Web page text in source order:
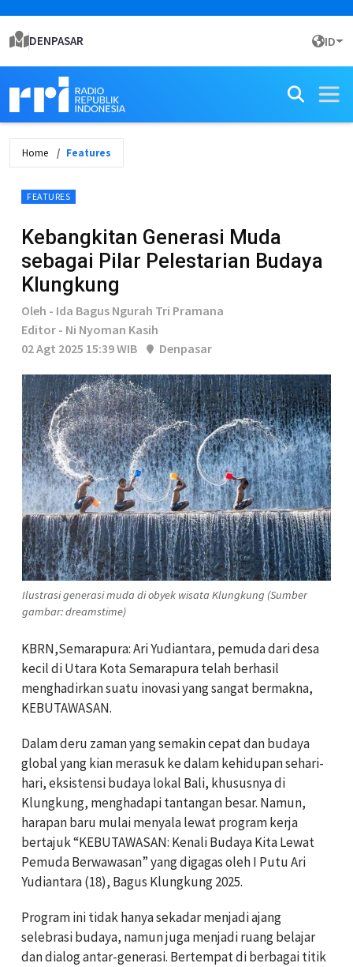
DENPASAR ID
Home Features
FEATURES
Kebangkitan Generasi Muda
sebagai Pilar Pelestarian Budaya
Klungkung
Oleh - Ida Bagus Ngurah Tri Pramana
Editor - Ni Nyoman Kasih
02 Agt 2025 15:39 WIB
Denpasar
Ilustrasi generasi muda di obyek wisata Klungkung (Sumber
gambar: dreamstime)
KBRN,Semarapura: Ari Yudiantara, pemuda dari desa
kecil di Utara Kota Semarapura telah berhasil
menghadirkan suatu inovasi yang sangat bermakna,
KEBUTAWASAN.
Dalam deru zaman yang semakin cepat dan budaya
global yang kian merasuk ke dalam kehidupan sehari-
hari, eksistensi budaya lokal Bali, khususnya di
Klungkung, menghadapi tantangan besar. Namun,
harapan baru mulai menyala lewat program kerja
bertajuk “KEBUTAWASAN: Kenali Budaya Kita Lewat
Pemuda Berwawasan” yang digagas oleh I Putu Ari
Yudiantara (18), Bagus Klungkung 2025.
Program ini tidak hanya sekadar menjadi ajang
selebrasi budaya, namun juga menjadi ruang belajar
dan dialog antar-generasi. Bertempat di berbagai titik